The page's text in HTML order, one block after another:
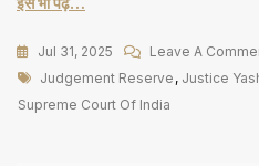
Jul 31, 2025 Leave A
Tags
Judgement Reserve , Justice
Supreme Court Of India